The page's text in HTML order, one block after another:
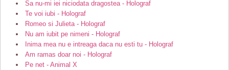
Sa nu-mi iei niciodata dragostea - Holograf
Te voi iubi - Holograf
Romeo si Julieta - Holograf
Nu am iubit pe nimeni - Holograf
Inima mea nu e intreaga daca nu esti tu - Holograf
Am ramas doar noi - Holograf
Pe net - Animal X